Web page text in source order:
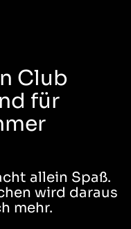
Club
für
allein Spaß.
wird daraus
mehr.